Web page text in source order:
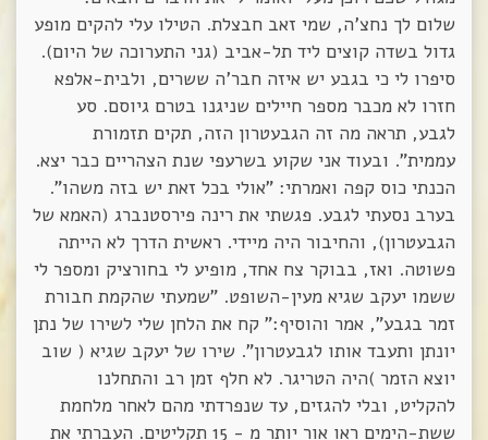
שלום לך נחצ'ה, שמי זאב חבצלת. הטילו עלי להקים מופע
גדול בשדה קוצים ליד תל-אביב (גני התערוכה של היום).
סיפרו לי כי בגבע יש איזה חבר'ה ששרים, ולבית-אלפא
חזרו לא מכבר מספר חיילים שניגנו בטרם גיוסם. סע
לגבע, תראה מה זה הגבעטרון הזה, תקים תזמורת
עממית". ובעוד אני שקוע בשרעפי שנת הצהריים כבר יצא.
הכנתי כוס קפה ואמרתי: "אולי בכל זאת יש בזה משהו".
בערב נסעתי לגבע. פגשתי את רינה פירסטנברג (האמא של
הגבעטרון), והחיבור היה מיידי. ראשית הדרך לא הייתה
פשוטה. ואז, בבוקר צח אחד, מופיע לי בחורציק ומספר לי
ששמו יעקב שגיא מעין-השופט. "שמעתי שהקמת חבורת
זמר בגבע", אמר והוסיף:" קח את הלחן שלי לשירו של נתן
יונתן ותעבד אותו לגבעטרון". שירו של יעקב שגיא ( שוב
יוצא הזמר )היה הטריגר. לא חלף זמן רב והתחלנו
להקליט, ובלי להגזים, עד שנפרדתי מהם לאחר מלחמת
ששת-הימים ראו אור יותר מ - 15 תקליטים. העברתי את